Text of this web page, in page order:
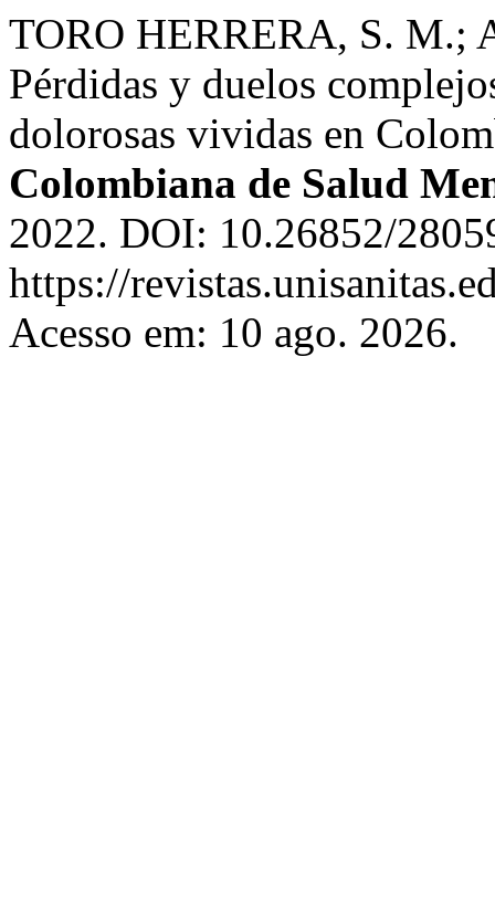
TORO HERRERA, S. M.;
Pérdidas y duelos
dolorosas vividas en
Colombiana de Salud
2022. DOI: 10.26852/
https://
Acesso em: 10 ago. 2026.